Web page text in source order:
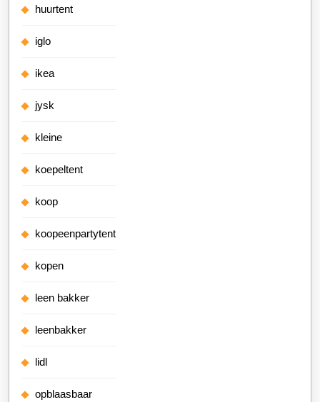
huurtent
iglo
ikea
jysk
kleine
koepeltent
koop
koopeenpartytent
kopen
leen bakker
leenbakker
lidl
opblaasbaar